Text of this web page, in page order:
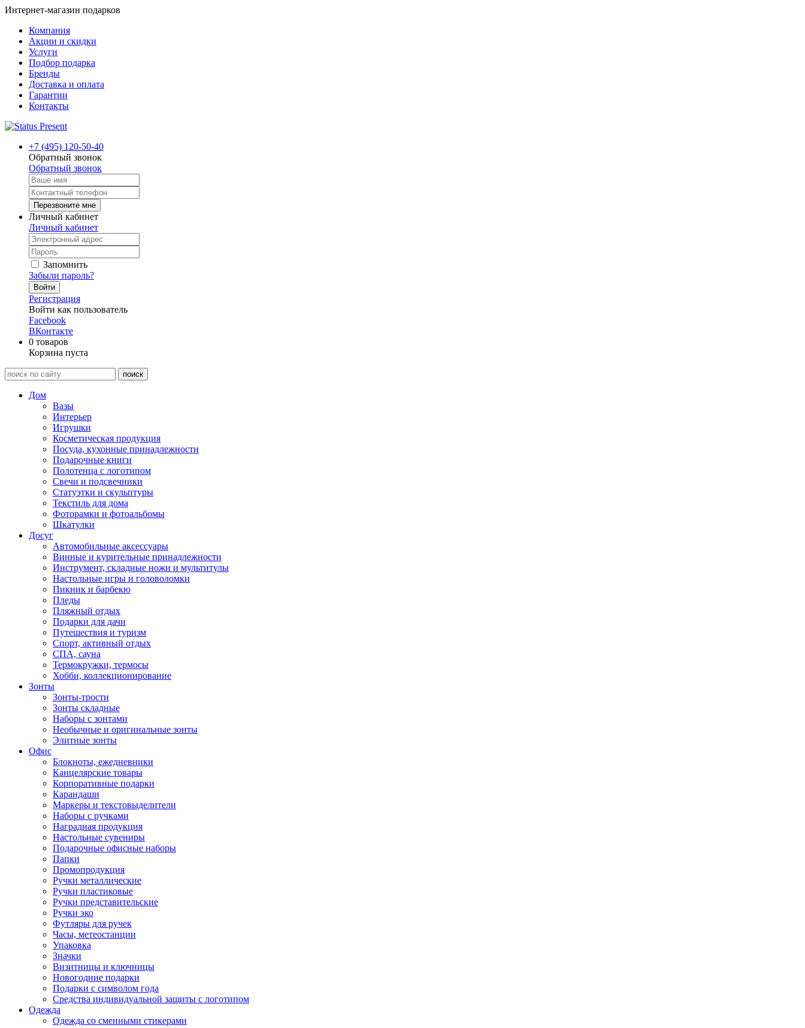
Интернет-магазин подарков
Компания
Акции и скидки
Услуги
Подбор подарка
Бренды
Доставка и оплата
Гарантии
Контакты
+7 (495) 120-50-40
Обратный звонок
Обратный звонок
Перезвоните мне
Личный кабинет
Личный кабинет
Запомнить
Забыли пароль?
Войти
Регистрация
Войти как пользователь
Facebook
ВКонтакте
0 товаров
Корзина пуста
Дом
Вазы
Интерьер
Игрушки
Косметическая продукция
Посуда, кухонные принадлежности
Подарочные книги
Полотенца с логотипом
Свечи и подсвечники
Статуэтки и скульптуры
Текстиль для дома
Фоторамки и фотоальбомы
Шкатулки
Досуг
Автомобильные аксессуары
Винные и курительные принадлежности
Инструмент, складные ножи и мультитулы
Настольные игры и головоломки
Пикник и барбекю
Пледы
Пляжный отдых
Подарки для дачи
Путешествия и туризм
Спорт, активный отдых
СПА, сауна
Термокружки, термосы
Хобби, коллекционирование
Зонты
Зонты-трости
Зонты складные
Наборы с зонтами
Необычные и оригинальные зонты
Элитные зонты
Офис
Блокноты, ежедневники
Канцелярские товары
Корпоративные подарки
Карандаши
Маркеры и текстовыделители
Наборы с ручками
Наградная продукция
Настольные сувениры
Подарочные офисные наборы
Папки
Промопродукция
Ручки металлические
Ручки пластиковые
Ручки представительские
Ручки эко
Футляры для ручек
Часы, метеостанции
Упаковка
Значки
Визитницы и ключницы
Новогодние подарки
Подарки с символом года
Средства индивидуальной защиты с логотипом
Одежда
Одежда со сменными стикерами